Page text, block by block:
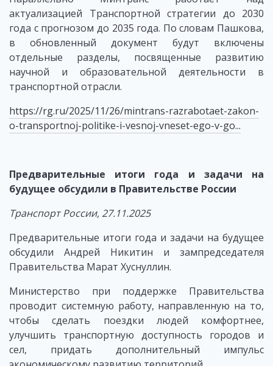
актуализацией Транспортной стратегии до 2030
года с прогнозом до 2035 года. По словам Пашкова,
в обновленный документ будут включены
отдельные разделы, посвященные развитию
научной и образовательной деятельности в
транспортной отрасли.
https://rg.ru/2025/11/26/mintrans-razrabotaet-zakon-
o-transportnoj-politike-i-vesnoj-vneset-ego-v-go...
Предварительные итоги года и задачи на
будущее обсудили в Правительстве России
Транспорт России, 27.11.2025
Предварительные итоги года и задачи на будущее
обсудили Андрей Никитин и зампредседателя
Правительства Марат Хуснуллин.
Министерство при поддержке Правительства
проводит системную работу, направленную на то,
чтобы сделать поездки людей комфортнее,
улучшить транспортную доступность городов и
сел, придать дополнительный импульс